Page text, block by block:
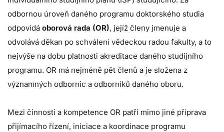
odbornou úroveň daného programu doktorského studia
odpovídá oborová rada (OR), jejíž členy jmenuje a
odvolává děkan po schválení vědeckou radou fakulty, a to
nejvýše na dobu platnosti akreditace daného studijního
programu. OR má nejméně pět členů a je složena z
významných odbornic a odborníků daného oboru.
Mezi činnosti a kompetence OR patří mimo jiné příprava
přijímacího řízení, iniciace a koordinace programu